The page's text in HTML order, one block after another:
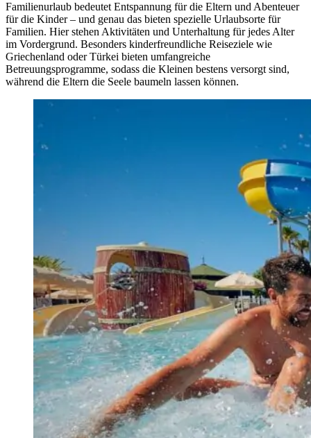
Familienurlaub bedeutet Entspannung für die Eltern und Abenteuer
für die Kinder – und genau das bieten spezielle Urlaubsorte für
Familien. Hier stehen Aktivitäten und Unterhaltung für jedes Alter
im Vordergrund. Besonders kinderfreundliche Reiseziele wie
Griechenland oder Türkei bieten umfangreiche
Betreuungsprogramme, sodass die Kleinen bestens versorgt sind,
während die Eltern die Seele baumeln lassen können.